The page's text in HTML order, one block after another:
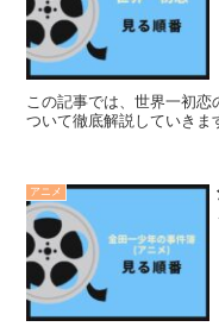
この記事では、世界一初
ついて徹底解説していきま
アニメ